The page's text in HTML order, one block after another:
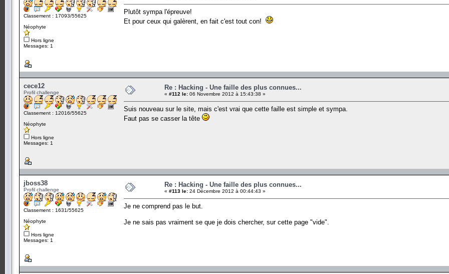
Classement : 17093/55625
Néophyte
Hors ligne
Messages: 1
Plutôt sympa l'épreuve!
Et pour ceux qui galèrent, en fait c'est tout con!
cece12
Profil challenge
Classement : 12016/55625
Néophyte
Hors ligne
Messages: 1
Re : Hacking - Une faille des plus connues...
« #112 le: 06 Novembre 2012 à 15:43:38 »
Suis nouveau sur le site, mais c'est vrai que cette faille est simple et sympa.
Faut pas se casser la tête
jboss38
Profil challenge
Classement : 1631/55625
Néophyte
Hors ligne
Messages: 1
Re : Hacking - Une faille des plus connues...
« #113 le: 24 Décembre 2012 à 00:44:43 »
Je ne comprend pas le but.
Je ne sais pas vraiment se que je dois chercher, sur cette page "vide".